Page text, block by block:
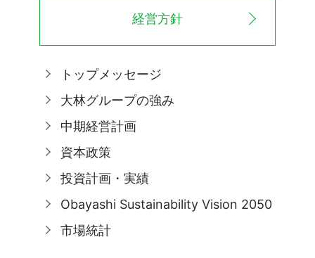
経営方針
トップメッセージ
大林グループの強み
中期経営計画
資本政策
投資計画・実績
Obayashi Sustainability Vision 2050
市場統計